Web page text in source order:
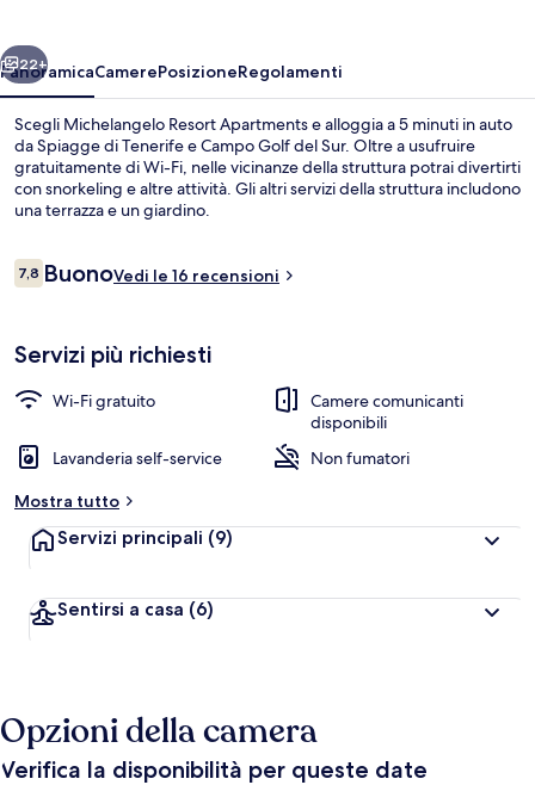
Avanti
22+
PanoramicaCamerePosizioneRegolamenti
Scegli Michelangelo Resort Apartments e alloggia a 5 minuti in auto
da Spiagge di Tenerife e Campo Golf del Sur. Oltre a usufruire
gratuitamente di Wi-Fi, nelle vicinanze della struttura potrai divertirti
con snorkeling e altre attività. Gli altri servizi della struttura includono
una terrazza e un giardino.
Recensioni
7,87,8 su 10
BuonoVedi le 16 recensioni
Servizi più richiesti
Wi-Fi gratuito
Camere comunicanti
disponibili
Lavanderia self-service
Non fumatori
Mostra tutto
Servizi principali (9)
Sentirsi a casa (6)
Opzioni della camera
Verifica la disponibilità per queste date